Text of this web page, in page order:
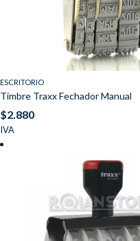
ESCRITORIO
Timbre Traxx Fechador Manual
$2.880
IVA